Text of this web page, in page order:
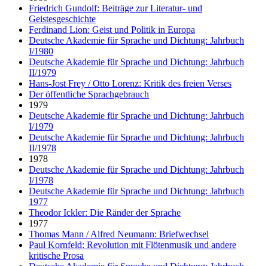
Friedrich Gundolf: Beiträge zur Literatur- und
Geistesgeschichte
Ferdinand Lion: Geist und Politik in Europa
Deutsche Akademie für Sprache und Dichtung: Jahrbuch
I/1980
Deutsche Akademie für Sprache und Dichtung: Jahrbuch
II/1979
Hans-Jost Frey / Otto Lorenz: Kritik des freien Verses
Der öffentliche Sprachgebrauch
1979
Deutsche Akademie für Sprache und Dichtung: Jahrbuch
I/1979
Deutsche Akademie für Sprache und Dichtung: Jahrbuch
II/1978
1978
Deutsche Akademie für Sprache und Dichtung: Jahrbuch
I/1978
Deutsche Akademie für Sprache und Dichtung: Jahrbuch
1977
Theodor Ickler: Die Ränder der Sprache
1977
Thomas Mann / Alfred Neumann: Briefwechsel
Paul Kornfeld: Revolution mit Flötenmusik und andere
kritische Prosa